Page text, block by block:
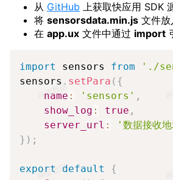
从 GitHub 上获取快应用 SDK
将 sensorsdata.min.js 文件放
在 app.ux 文件中通过 import
import sensors from
'./
sensors . setPara ( {
name : 'sensors' ,
show_log : true ,
server_url :
'数据接收
} ) ;
export default
{